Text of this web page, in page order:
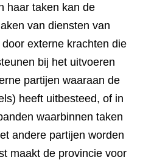
haar taken kan de
van diensten van
externe krachten die
bij het uitvoeren
partijen waaraan de
heeft uitbesteed, of in
waarbinnen taken
andere partijen worden
maakt de provincie voor